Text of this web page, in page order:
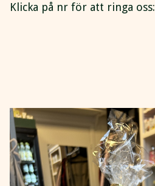
Klicka på nr för att ringa oss: